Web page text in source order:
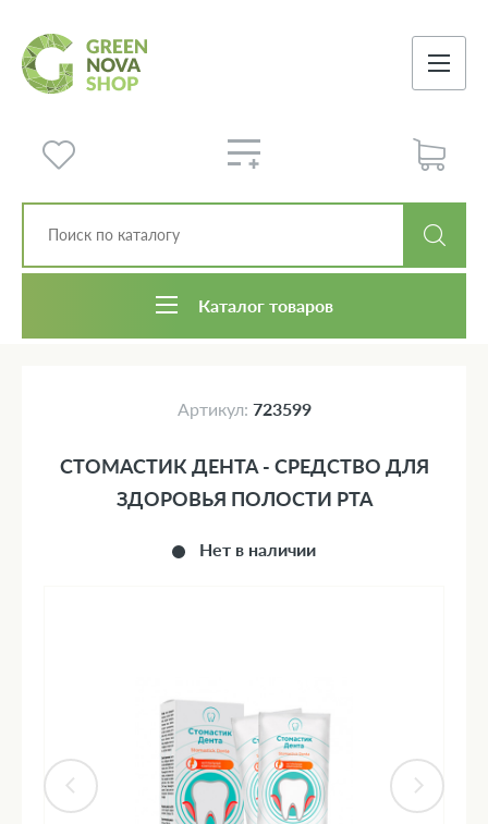
Каталог товаров
Артикул: 723599
Нет в наличии
СТОМАСТИК ДЕНТА - СРЕДСТВО ДЛЯ
ЗДОРОВЬЯ ПОЛОСТИ РТА